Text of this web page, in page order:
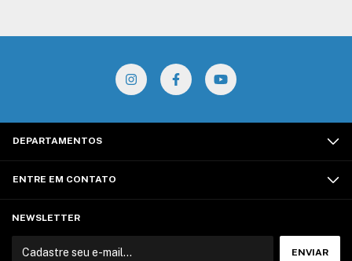
DEPARTAMENTOS
ENTRE EM CONTATO
NEWSLETTER